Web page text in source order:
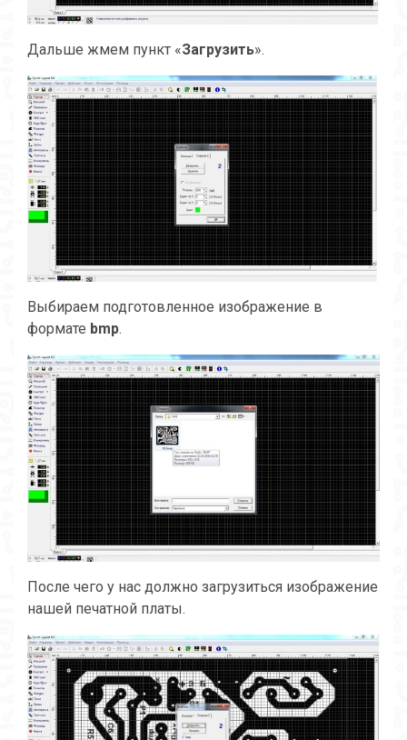
Дальше жмем пункт «Загрузить».
Выбираем подготовленное изображение в
формате bmp.
После чего у нас должно загрузиться изображение
нашей печатной платы.